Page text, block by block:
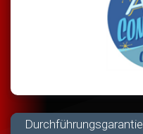
Durchführungsgarantie